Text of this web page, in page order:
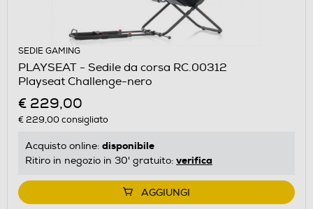
SEDIE GAMING
PLAYSEAT - Sedile da corsa RC.00312
Playseat Challenge-nero
€ 229,00
€ 229,00consigliato
Acquisto online: disponibile
Ritiro in negozio in 30' gratuito: verifica
AGGIUNGI